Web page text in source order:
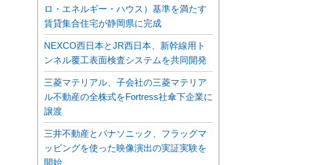
ロ・エネルギー・ハウス）基準を満たす
賃貸集合住宅が静岡県に完成
NEXCO西日本とJR西日本、新幹線用ト
ンネル覆工表面検査システムを共同開発
三菱マテリアル、子会社の三菱マテリア
ル不動産の全株式をFortress社傘下企業に
譲渡
三井不動産とパナソニック、フラッグマ
ッピングを使った映像演出の実証実験を
開始